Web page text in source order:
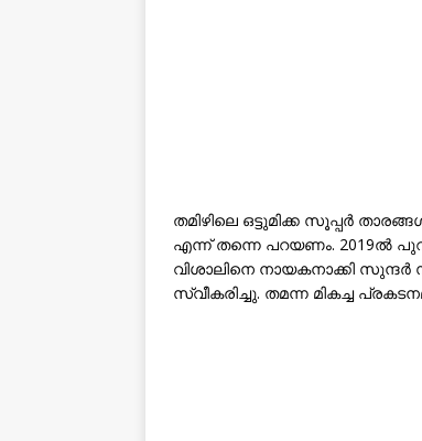
തമിഴിലെ ഒട്ടുമിക്ക സൂപ്പർ
എന്ന് തന്നെ പറയണം. 2019ൽ
വിശാലിനെ നായകനാക്കി
സ്വീകരിച്ചു. തമന്ന മികച്ച